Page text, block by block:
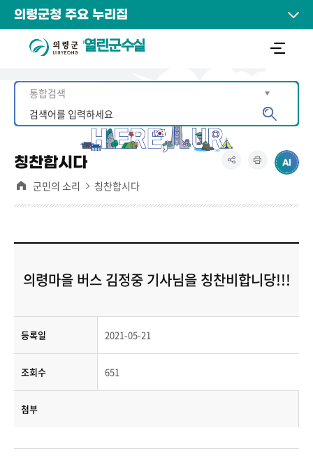
의령군청 주요 누리집
열린군수실
칭찬합시다
군민의 소리 칭찬합시다
의령마을 버스 김정중 기사님을 칭찬비합니당!!!
등록일 2021-05-21
조회수 651
첨부